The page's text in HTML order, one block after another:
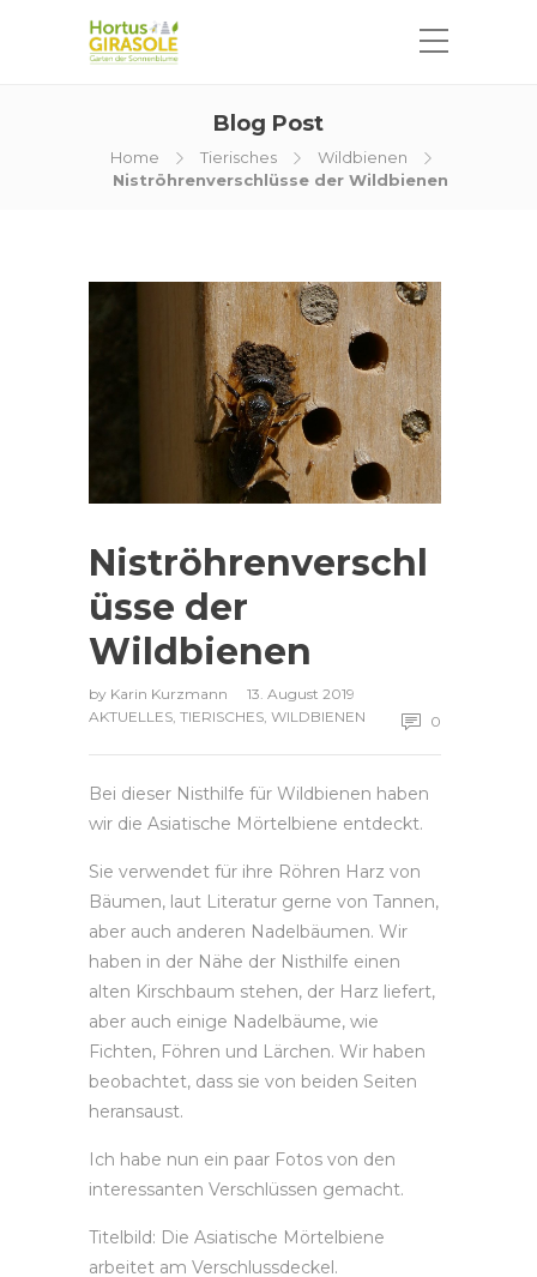
Blog Post
Home Tierisches
Wildbienen
Niströhrenverschlüsse der Wildbienen
Niströhrenverschl
üsse der
Wildbienen
by Karin Kurzmann
13. August 2019
AKTUELLES TIERISCHES WILDBIENEN 0
Bei dieser Nisthilfe für Wildbienen haben
wir die Asiatische Mörtelbiene entdeckt.
Sie verwendet für ihre Röhren Harz von
Bäumen, laut Literatur gerne von Tannen,
aber auch anderen Nadelbäumen. Wir
haben in der Nähe der Nisthilfe einen
alten Kirschbaum stehen, der Harz liefert,
aber auch einige Nadelbäume, wie
Fichten, Föhren und Lärchen. Wir haben
beobachtet, dass sie von beiden Seiten
heransaust.
Ich habe nun ein paar Fotos von den
interessanten Verschlüssen gemacht.
Titelbild: Die Asiatische Mörtelbiene
arbeitet am Verschlussdeckel.